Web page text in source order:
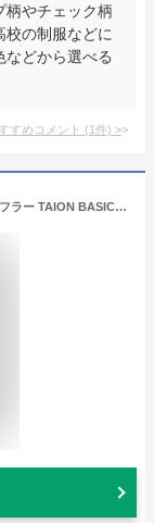
柄やチェック柄
校の制服などに
どから選べる
すめコメント (1件) >
タイオン マフラー メンズ レディース ダウンマフラー TAION BASIC DOWN SCARF TAION-201A ダウン フリース マフラー 防寒 撥水 保温 カジュアル シンプル アウトドア ブラウン 茶 ホワイト 白 オレンジ ブラック 黒 ネイビー 紺